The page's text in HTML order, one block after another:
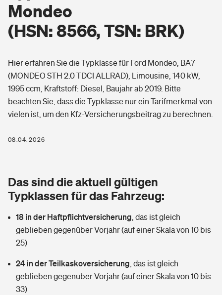
Arbeitsrechtsschutz
Berufshaftpflichtversicherung
Rentenrechner: Wie viel Geld bekomme ich im Alter?
Wer versichert was: Jetzt Versicherer finden
Sie haben Fragen?
Wohnen
Wohngebäudeversicherung
Hausratversicherung
Elementarversicherung
Photovoltaik
Wärmepumpen versichern
Vermieterrrechtsschutz
Mietkautionsversicherung
Restkreditversicherung
Zur Übersicht
Pri­vate Haft­pflicht­
Rechts­schutz­ver­si­che­rung
Kinderunfall­ver­si­che­rung
Reiseversicherung
Gesundheit
Private Krankenversicherung
Tierkrankenversicherung
Zur Übersicht
Wer versichert was: Jetzt Versicherer finden
Mondeo
(HSN: 8566, TSN: BRK)
Hier erfahren Sie die Typklasse für Ford Mondeo, BA7
(MONDEO STH 2.0 TDCI ALLRAD), Limousine, 140 kW,
1995 ccm, Kraftstoff: Diesel, Baujahr ab 2019. Bitte
beachten Sie, dass die Typklasse nur ein Tarifmerkmal von
vielen ist, um den Kfz-Versicherungsbeitrag zu berechnen.
08.04.2026
Das sind die aktuell gültigen
Typklassen für das Fahrzeug:
18 in der Haftpflichtversicherung das ist gleich
geblieben gegenüber Vorjahr (auf einer Skala von 10 bis
25)
24 in der Teilkaskoversicherung das ist gleich
geblieben gegenüber Vorjahr (auf einer Skala von 10 bis
33)